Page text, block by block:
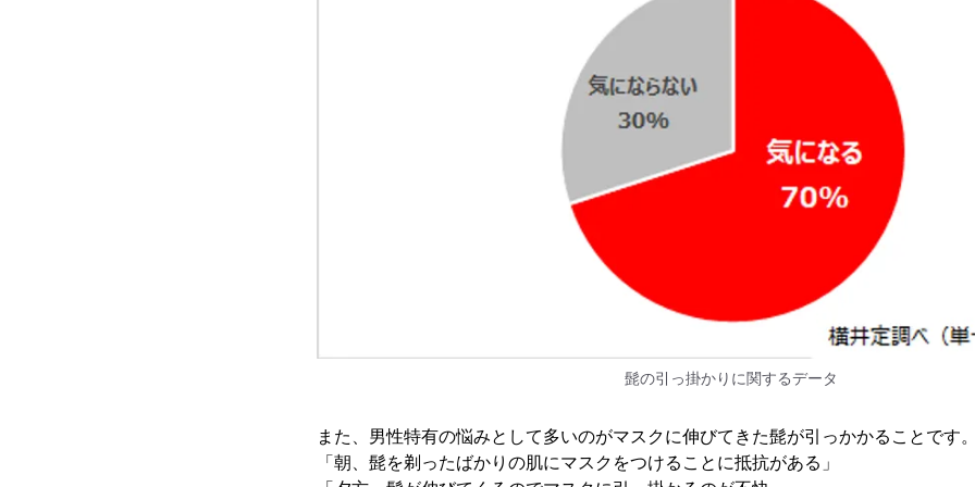
髭の引っ掛かりに関するデータ
また、男性特有の悩みとして多いのがマスクに伸びてきた髭が引っかかることです
「朝、髭を剃ったばかりの肌にマスクをつけることに抵抗がある」